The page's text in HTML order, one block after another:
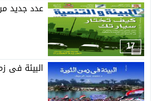
17
عدد جديد
البيئة فى